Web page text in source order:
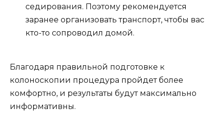
седирования. Поэтому рекомендуется
заранее организовать транспорт, чтобы вас
кто-то сопроводил домой.
Благодаря правильной подготовке к
колоноскопии процедура пройдет более
комфортно, и результаты будут максимально
информативны.